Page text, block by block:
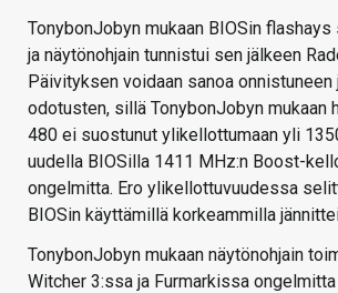
TonybonJobyn mukaan BIOSin
ja näytönohjain tunnistui sen jälkeen
Päivityksen voidaan sanoa onnistuneen
odotusten, sillä TonybonJobyn mukaan
480 ei suostunut ylikellottumaan yli
uudella BIOSilla 1411 MHz:n Boost-
ongelmitta. Ero ylikellottuvuudessa
BIOSin käyttämillä korkeammilla
TonybonJobyn mukaan näytönohjain
Witcher 3:ssa ja Furmarkissa